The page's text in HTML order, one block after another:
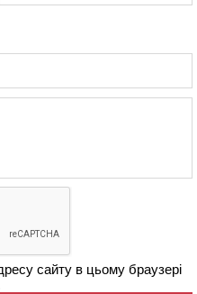
сайту в цьому браузері